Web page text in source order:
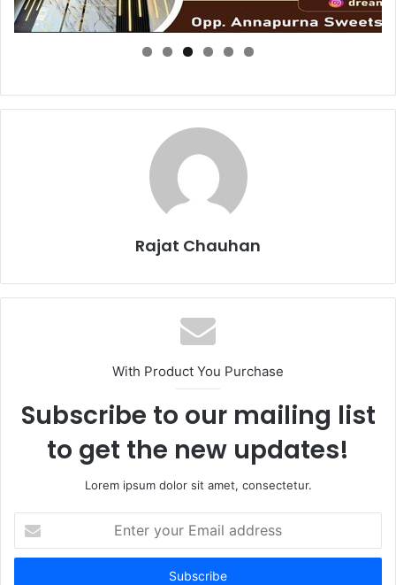
Rajat Chauhan
With Product You Purchase
Subscribe to our mailing list
to get the new updates!
Lorem ipsum dolor sit amet, consectetur.
your
Email